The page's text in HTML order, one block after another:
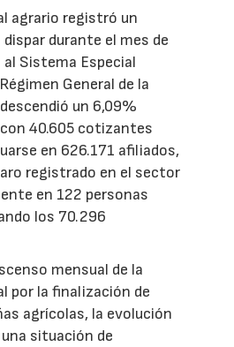
agrario registró un
durante el mes de
Sistema Especial
General de la
un 6,09%
40.605 cotizantes
en 626.171 afiliados,
registrado en el sector
en 122 personas
los 70.296
mensual de la
por la finalización de
agrícolas, la evolución
situación de